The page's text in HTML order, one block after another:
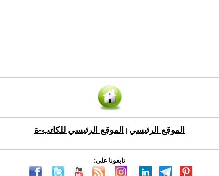
الموقع الرئيسي الموقع الرئيسي للكاتب-ة
تابعونا على: